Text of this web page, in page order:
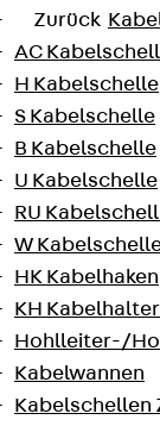
Zurück
AC
H Kabelschelle
S Kabelschelle
B Kabelschelle
U Kabelschelle
RU
W
HK Kabelhaken
KH Kabelhalter
Hohlleiter-/
Kabelwannen
Kabelschellen